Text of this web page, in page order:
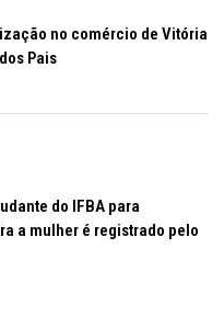
no comércio de Vitória
Pais
do IFBA para
a mulher é registrado pelo